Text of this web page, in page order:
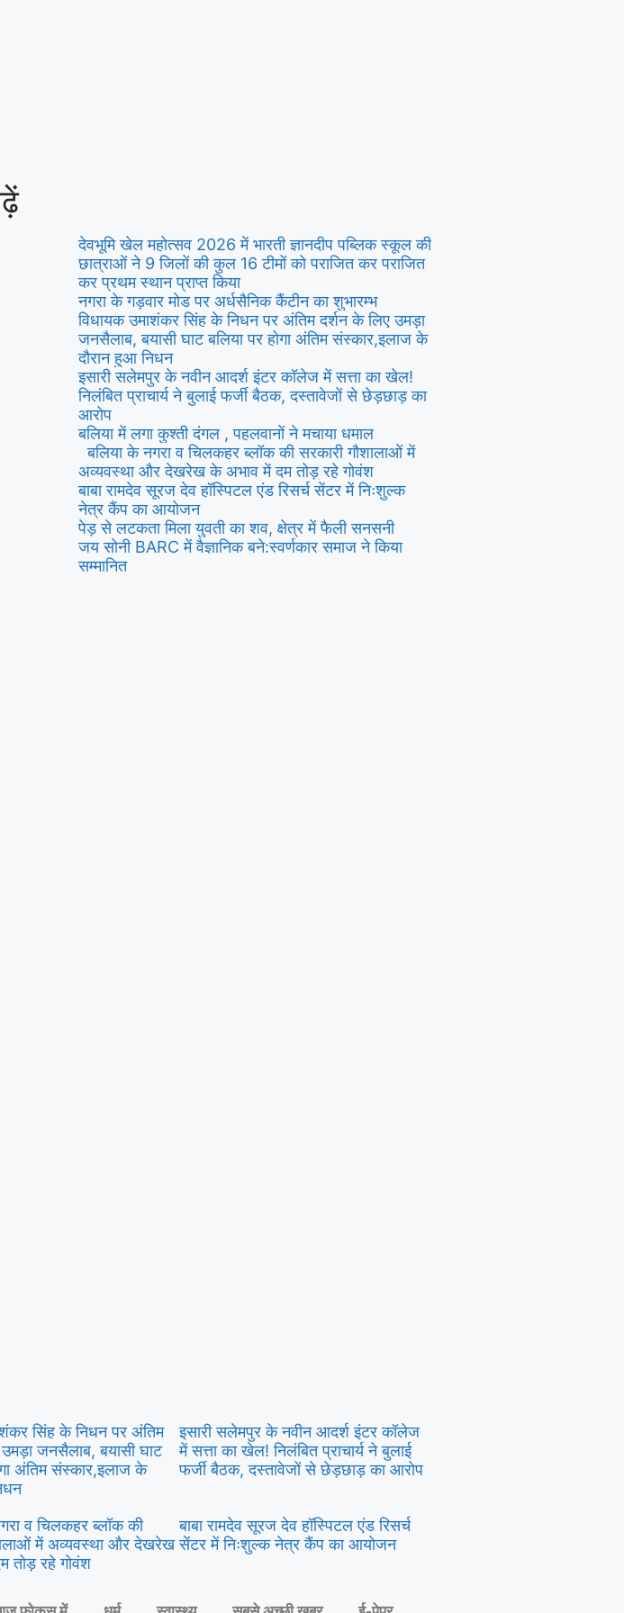
देवभूमि खेल महोत्सव 2026 में भारती ज्ञानदीप पब्लिक स्कूल की
छात्राओं ने 9 जिलों की कुल 16 टीमों को पराजित कर पराजित
कर प्रथम स्थान प्राप्त किया
नगरा के गड़वार मोड पर अर्धसैनिक कैंटीन का शुभारम्भ
विधायक उमाशंकर सिंह के निधन पर अंतिम दर्शन के लिए उमड़ा
जनसैलाब, बयासी घाट बलिया पर होगा अंतिम संस्कार,इलाज के
दौरान हुआ निधन
इसारी सलेमपुर के नवीन आदर्श इंटर कॉलेज में सत्ता का खेल!
निलंबित प्राचार्य ने बुलाई फर्जी बैठक, दस्तावेजों से छेड़छाड़ का
आरोप
बलिया में लगा कुश्ती दंगल , पहलवानों ने मचाया धमाल
बलिया के नगरा व चिलकहर ब्लॉक की सरकारी गौशालाओं में
अव्यवस्था और देखरेख के अभाव में दम तोड़ रहे गोवंश
बाबा रामदेव सूरज देव हॉस्पिटल एंड रिसर्च सेंटर में निःशुल्क
नेत्र कैंप का आयोजन
पेड़ से लटकता मिला युवती का शव, क्षेत्र में फैली सनसनी
जय सोनी BARC में वैज्ञानिक बने:स्वर्णकार समाज ने किया
सम्मानित
सिंह के निधन पर अंतिम
जनसैलाब, बयासी घाट
अंतिम संस्कार,इलाज के
इसारी सलेमपुर के नवीन आदर्श इंटर कॉलेज
में सत्ता का खेल! निलंबित प्राचार्य ने बुलाई
फर्जी बैठक, दस्तावेजों से छेड़छाड़ का आरोप
व चिलकहर ब्लॉक की
में अव्यवस्था और देखरेख
तोड़ रहे गोवंश
बाबा रामदेव सूरज देव हॉस्पिटल एंड रिसर्च
सेंटर में निःशुल्क नेत्र कैंप का आयोजन